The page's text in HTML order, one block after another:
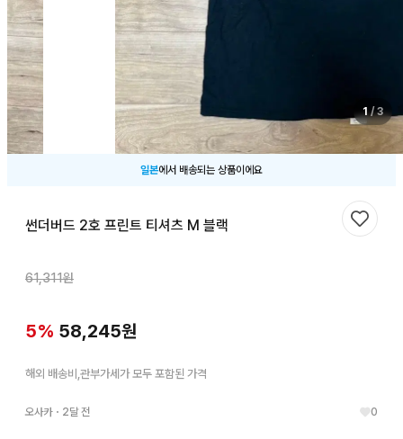
1/3
일본에서 배송되는 상품이에요
썬더버드 2호 프린트 티셔츠 M 블랙
61,311원
5% 58,245원
해외 배송비,관부가세가 모두 포함된 가격
오사카・ 2달 전 0
찜하기